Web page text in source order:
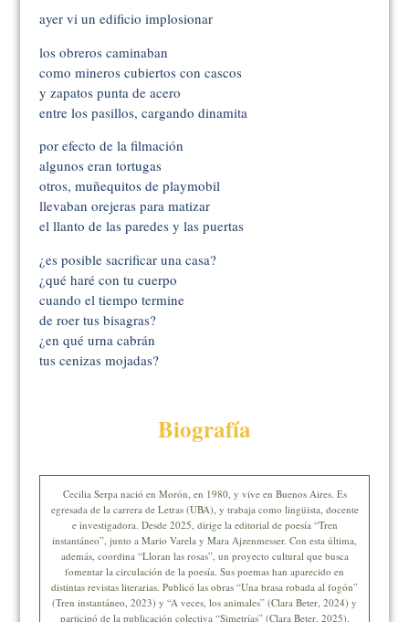
ayer vi un edificio implosionar
los obreros caminaban
como mineros cubiertos con cascos
y zapatos punta de acero
entre los pasillos, cargando dinamita
por efecto de la filmación
algunos eran tortugas
otros, muñequitos de playmobil
llevaban orejeras para matizar
el llanto de las paredes y las puertas
¿es posible sacrificar una casa?
¿qué haré con tu cuerpo
cuando el tiempo termine
de roer tus bisagras?
¿en qué urna cabrán
tus cenizas mojadas?
Biografía
Cecilia Serpa nació en Morón, en 1980, y vive en Buenos Aires. Es
egresada de la carrera de Letras (UBA), y trabaja como lingüista, docente
e investigadora. Desde 2025, dirige la editorial de poesía “Tren
instantáneo”, junto a Mario Varela y Mara Ajzenmesser. Con esta última,
además, coordina “Lloran las rosas”, un proyecto cultural que busca
fomentar la circulación de la poesía. Sus poemas han aparecido en
distintas revistas literarias. Publicó las obras “Una brasa robada al fogón”
(Tren instantáneo, 2023) y “A veces, los animales” (Clara Beter, 2024) y
participó de la publicación colectiva “Simetrías” (Clara Beter, 2025).